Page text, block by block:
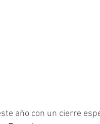
año con un cierre